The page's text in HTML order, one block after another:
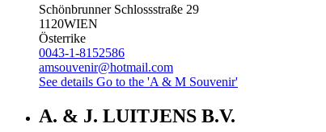
Schönbrunner Schlossstraße 29
1120WIEN
Österrike
0043-1-8152586
amsouvenir@hotmail.com
See details Go to the 'A & M Souvenir'
A. & J. LUITJENS B.V.